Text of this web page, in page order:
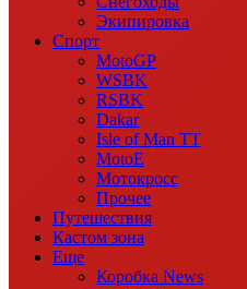
Экипировка
Спорт
MotoGP
WSBK
RSBK
Dakar
Isle of Man TT
MotoE
Мотокросс
Прочее
Путешествия
Кастом зона
Еще
Коробка News